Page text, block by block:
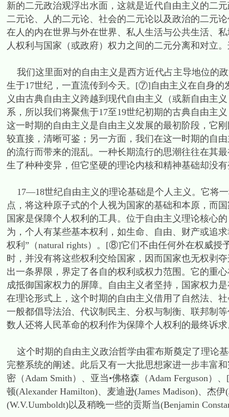
新的二元政治观浮出水面，这就是近代自由主义的二
二元论、人的二元论、社会的二元论以及政治的二元
在人的内在世界与外在世界、私人生活与公共生活、
人权利与国家（或政府）权力之间的二元分离和对立
我们这里面对的自由主义是西方近代占主导地位的
生于17世纪，一直流传到今天。[⑦]自由主义在自身的
义由古典自由主义跨越到现代自由主义（或新自由主
系，所以我们将聚焦于17至19世纪初期的古典自由主
这一时期的自由主义是自由主义发展的最初阶段，它
较直接，清晰可鉴；另一方面，我们在这一时期的自
的流行而带来的混乱。一种长期流行的思潮往往在其
生了种种变异，但它坚硬的理论内核和精神基础却没
17—18世纪自由主义的理论基础是个人主义。它将
点，将这种原子式的个人视为国家的基础和本原，而
国家是保障个人权利的工具。位于自由主义理论核心
为，个人有某些基本权利，如生命、自由、财产或追
权利”（natural rights）。[⑧]它们不由任何外在权威
时，并没有将这些权利交给国家，因而国家也无权剥
出一条界限，界定了各自的权利或权力范围。它的重
成抵御国家权力的屏障。自由主义者坚持，国家权力
在理论形式上，这个时期的自由主义借用了自然法、
一般都倡导法治、代议制民主、分权与制衡、联邦制
数人还将人民革命的权利作为保障个人权利的最终诉求
这个时期的自由主义政治哲学由霍布斯奠定了理论基
完整系统的阐述。此后又有一大批思想家进一步丰富
密（Adam Smith）、亚当•佛格森（Adam Ferguson
顿(Alexander Hamilton)、麦迪逊(James Madison)、杰
(W.V.Uumboldt)以及稍晚一些的贡斯当(Benjamin